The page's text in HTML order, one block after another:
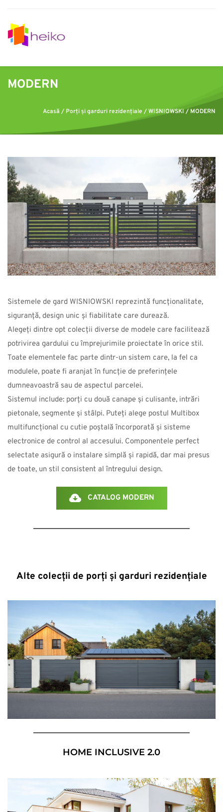
MODERN
Acasă / Porți și garduri rezidențiale / WISNIOWSKI / MODERN
Sistemele de gard WISNIOWSKI reprezintă funcționalitate,
siguranță, design unic și fiabilitate care durează.
Alegeți dintre opt colecții diverse de modele care facilitează
potrivirea gardului cu împrejurimile proiectate în orice stil.
Toate elementele fac parte dintr-un sistem care, la fel ca
modulele, poate fi aranjat în funcție de preferințele
dumneavoastră sau de aspectul parcelei.
Sistemul include: porți cu două canape și culisante, intrări
pietonale, segmente și stâlpi. Puteți alege postul Multibox
multifuncțional cu cutie poștală încorporată și sisteme
electronice de control al accesului. Componentele perfect
selectate asigură o instalare simplă și rapidă, dar mai presus
de toate, un stil consistent al întregului design.
CATALOG MODERN
Alte colecții de porți și garduri rezidențiale
HOME INCLUSIVE 2.0